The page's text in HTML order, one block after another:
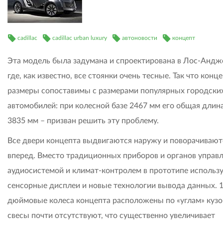
cadillac cadillac urban luxury автоновости концепт
Эта модель была задумана и спроектирована в Лос-
где, как известно, все стоянки очень тесные. Так что
размеры сопоставимы с размерами популярных
автомобилей: при колесной базе 2467 мм его общая
3835 мм – призван решить эту проблему.
Все двери концепта выдвигаются наружу и
вперед. Вместо традиционных приборов и органов
аудиосистемой и климат-контролем в прототипе
сенсорные дисплеи и новые технологии вывода данных.
дюймовые колеса концепта расположены по «углам»
свесы почти отсутствуют, что существенно увеличивает